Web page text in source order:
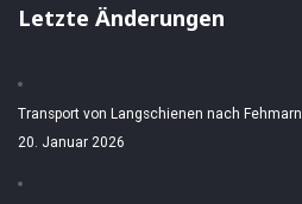
Letzte Änderungen
Transport von Langschienen nach Fehmarn
20. Januar 2026